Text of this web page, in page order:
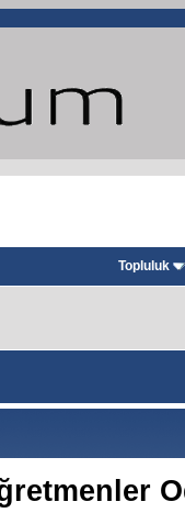
Topluluk